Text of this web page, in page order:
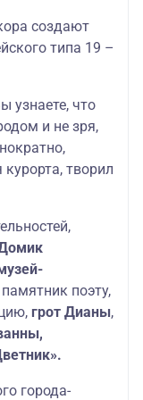
создают
типа 19 –
узнаете, что
и не зря,
творил
поэту,
грот Дианы,
города-